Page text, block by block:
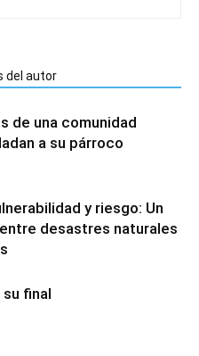
del autor
de una comunidad
a su párroco
y riesgo: Un
desastres naturales
final